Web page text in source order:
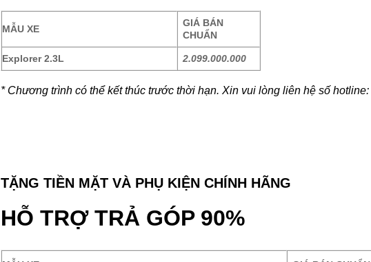
MẪU XE
GIÁ BÁN
CHUẨN
Explorer 2.3L 2.099.000.000
* Chương trình có thể kết thúc trước thời hạn. Xin vui lòng liên hệ số hotline:
TẶNG TIỀN MẶT VÀ PHỤ KIỆN CHÍNH HÃNG
HỖ TRỢ TRẢ GÓP 90%